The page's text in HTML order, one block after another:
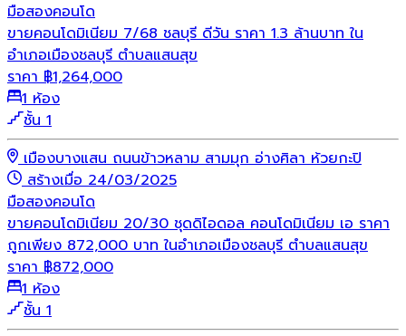
มือสองคอนโด
ขายคอนโดมิเนียม 7/68 ชลบุรี ดีวัน ราคา 1.3 ล้านบาท ใน
อำเภอเมืองชลบุรี ตำบลแสนสุข
ราคา ฿1,264,000
1 ห้อง
ชั้น 1
เมืองบางแสน ถนนข้าวหลาม สามมุก อ่างศิลา ห้วยกะปิ
สร้างเมื่อ 24/03/2025
มือสองคอนโด
ขายคอนโดมิเนียม 20/30 ชุดดิไอดอล คอนโดมิเนียม เอ ราคา
ถูกเพียง 872,000 บาท ในอำเภอเมืองชลบุรี ตำบลแสนสุข
ราคา ฿872,000
1 ห้อง
ชั้น 1